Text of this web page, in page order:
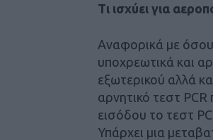
Τι ισχύει για
Αναφορικά με
υποχρεωτικά και
εξωτερικού αλλά
αρνητικό τεστ PCR
εισόδου το τεστ
Υπάρχει μια